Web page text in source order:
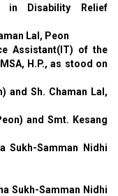
in Disability Relief
Lal, Peon
Assistant(IT) of the
H.P., as stood on
and Sh. Chaman Lal,
and Smt. Kesang
Sukh-Samman Nidhi
Sukh-Samman Nidhi